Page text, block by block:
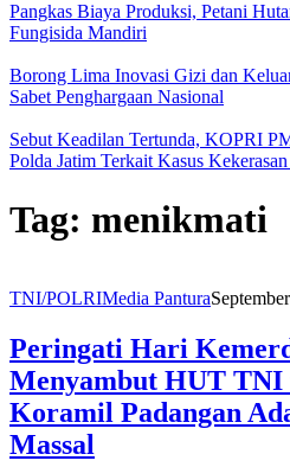
Pangkas Biaya Produksi, Petani
Fungisida Mandiri
Borong Lima Inovasi Gizi dan
Sabet Penghargaan Nasional
Sebut Keadilan Tertunda, KOPRI
Polda Jatim Terkait Kasus
Tag: menikmati
TNI/POLRIMedia Pantura
Peringati Hari
Menyambut HUT TNI
Koramil Padangan
Massal